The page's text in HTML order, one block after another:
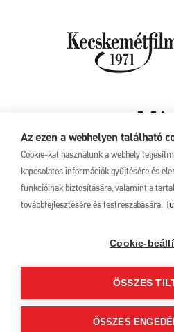
Az ezen a webhelyen található
Cookie-kat használunk a webhely
kapcsolatos információk gyűjtésére és
funkcióinak biztosítására, valamint a
továbbfejlesztésére és testreszabására.
Cookie-
ÖSSZES
ÖSSZES
17. Kecskeméti
június 1.
Ferenc u. 21.
+36 76 481 788